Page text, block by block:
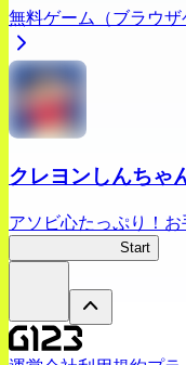
無料ゲーム（ブラウ
クレヨンしんちゃ
アソビ心たっぷり！
Start